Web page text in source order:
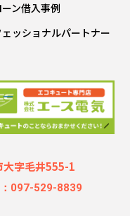
ン借入事例
ッショナルパートナー
字毛井555-1
097-529-8839